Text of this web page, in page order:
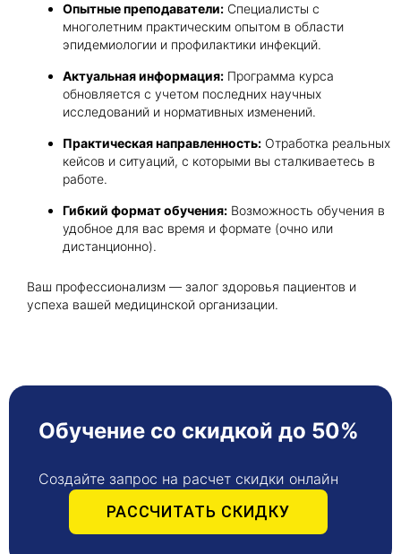
Опытные преподаватели: Специалисты с
многолетним практическим опытом в области
эпидемиологии и профилактики инфекций.
Актуальная информация: Программа курса
обновляется с учетом последних научных
исследований и нормативных изменений.
Практическая направленность: Отработка реальных
кейсов и ситуаций, с которыми вы сталкиваетесь в
работе.
Гибкий формат обучения: Возможность обучения в
удобное для вас время и формате (очно или
дистанционно).
Ваш профессионализм — залог здоровья пациентов и
успеха вашей медицинской организации.
Обучение со скидкой до 50%
Создайте запрос на расчет скидки онлайн
РАССЧИТАТЬ СКИДКУ